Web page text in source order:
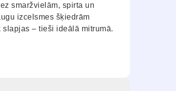
smaržvielām, spirta un
izcelsmes šķiedrām
– tieši ideālā mitrumā.